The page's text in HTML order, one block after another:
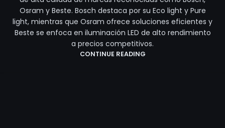
Osram y Beste. Bosch destaca por su Eco light y Pure
light, mientras que Osram ofrece soluciones eficientes y
Beste se enfoca en iluminación LED de alto rendimiento
a precios competitivos.
CONTINUE READING